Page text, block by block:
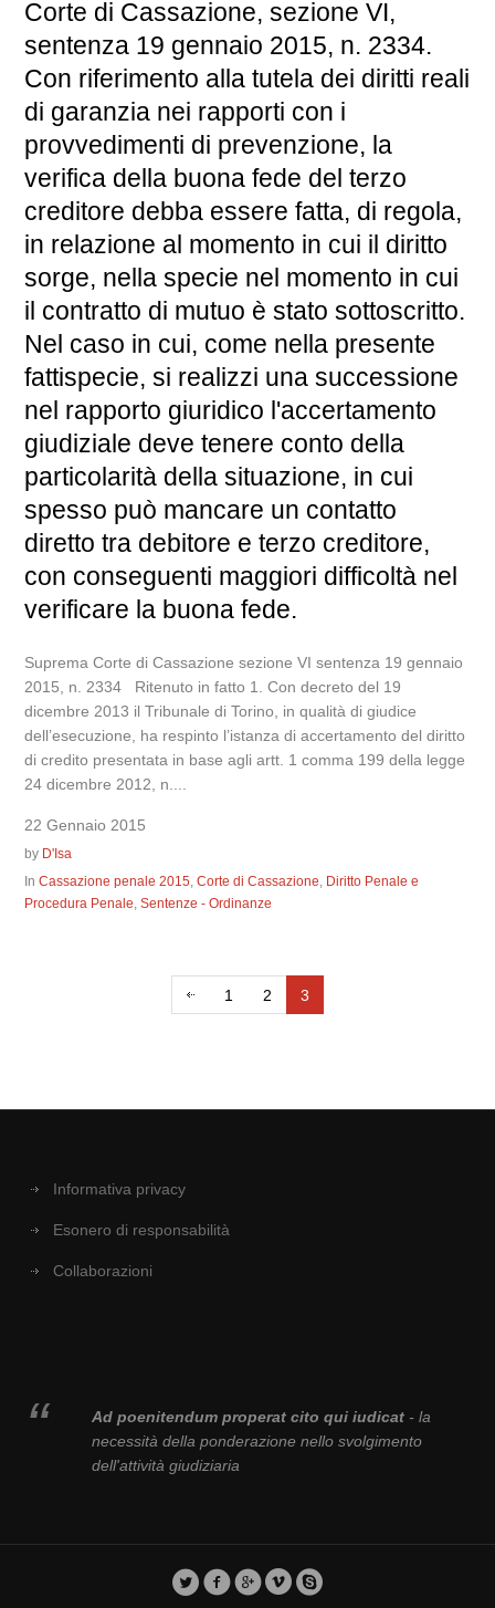
Corte di Cassazione, sezione VI,
sentenza 19 gennaio 2015, n. 2334.
Con riferimento alla tutela dei diritti reali
di garanzia nei rapporti con i
provvedimenti di prevenzione, la
verifica della buona fede del terzo
creditore debba essere fatta, di regola,
in relazione al momento in cui il diritto
sorge, nella specie nel momento in cui
il contratto di mutuo è stato sottoscritto.
Nel caso in cui, come nella presente
fattispecie, si realizzi una successione
nel rapporto giuridico l'accertamento
giudiziale deve tenere conto della
particolarità della situazione, in cui
spesso può mancare un contatto
diretto tra debitore e terzo creditore,
con conseguenti maggiori difficoltà nel
verificare la buona fede.
Suprema Corte di Cassazione sezione VI sentenza 19 gennaio
2015, n. 2334 Ritenuto in fatto 1. Con decreto del 19
dicembre 2013 il Tribunale di Torino, in qualità di giudice
dell’esecuzione, ha respinto l’istanza di accertamento del diritto
di credito presentata in base agli artt. 1 comma 199 della legge
24 dicembre 2012, n....
22 Gennaio 2015
by D'Isa
InCassazione penale 2015,Corte di Cassazione, Diritto Penale e
Procedura Penale,Sentenze - Ordinanze
1 2 3
Informativa privacy
Esonero di responsabilità
Collaborazioni
Ad poenitendum properat cito qui iudicat- la
necessità della ponderazione nello svolgimento
dell'attività giudiziaria